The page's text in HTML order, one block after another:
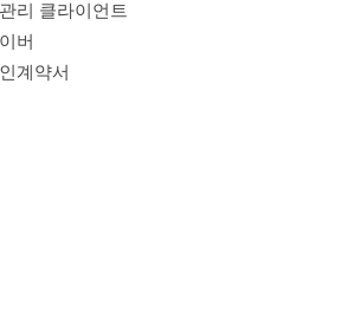
리 클라이언트
버
계약서